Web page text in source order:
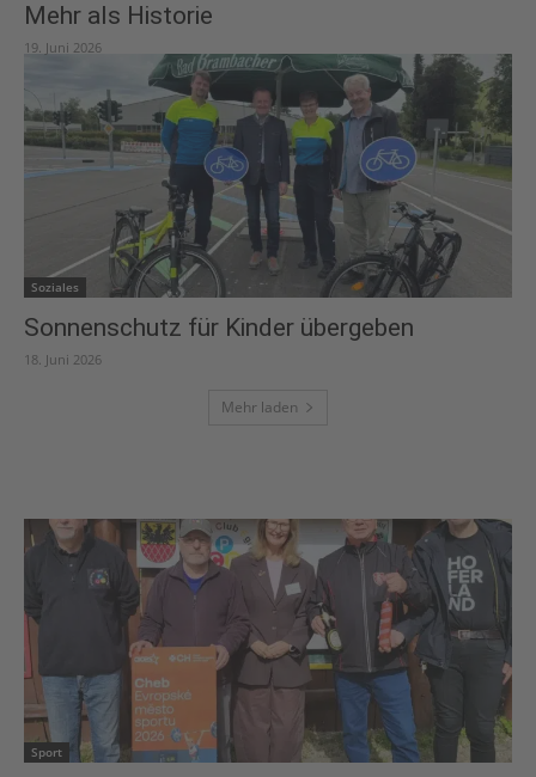
Mehr als Historie
19. Juni 2026
Soziales
Sonnenschutz für Kinder übergeben
18. Juni 2026
Mehr laden
Sport